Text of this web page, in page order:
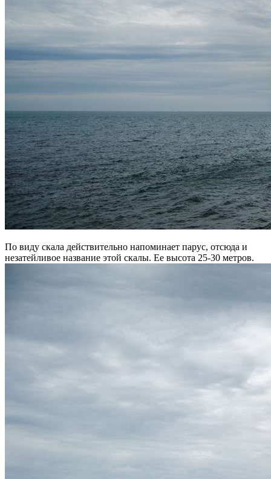
По виду скала действительно напоминает парус, отсюда и
незатейливое название этой скалы. Ее высота 25-30 метров.